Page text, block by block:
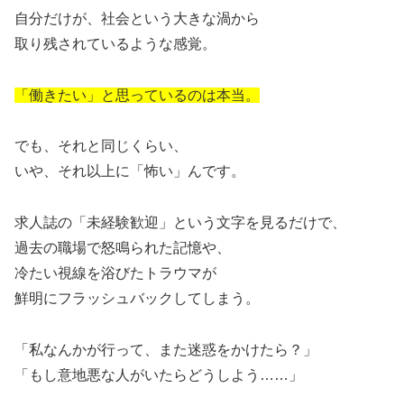
自分だけが、社会という大きな渦から
取り残されているような感覚。
「働きたい」と思っているのは本当。
でも、それと同じくらい、
いや、それ以上に「怖い」んです。
求人誌の「未経験歓迎」という文字を見るだけで、
過去の職場で怒鳴られた記憶や、
冷たい視線を浴びたトラウマが
鮮明にフラッシュバックしてしまう。
「私なんかが行って、また迷惑をかけたら？」
「もし意地悪な人がいたらどうしよう……」